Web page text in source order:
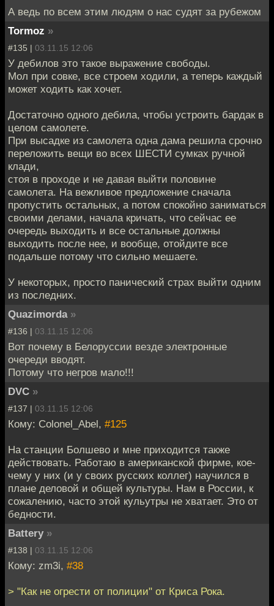
А ведь по всем этим людям о нас судят за рубежом
Tormoz »
#135 | 03.11.15 12:06
У дебилов это такое выражение свободы.
Мол при совке, все строем ходили, а теперь каждый
может ходить как хочет.
Достаточно одного дебила, чтобы устроить бардак в
целом самолете.
При высадке из самолета одна дама решила срочно
переложить вещи во всех ШЕСТИ сумках ручной
клади,
стоя в проходе и не давая выйти половине
самолета. На вежливое предложение сначала
пропустить остальных, а потом спокойно заниматься
своими делами, начала кричать, что сейчас ее
очередь выходить и все остальные должны
выходить после нее, и вообще, отойдите все
подальше потому что сильно мешаете.
У некоторых, просто панический страх выйти одним
из последних.
Quazimorda »
#136 | 03.11.15 12:06
Вот почему в Белоруссии везде электронные
очереди вводят.
Потому что негров мало!!!
DVC »
#137 | 03.11.15 12:06
Кому: Colonel_Abel, #125
На станции Болшево и мне приходится также
действовать. Работаю в американской фирме, кое-
чему у них (и у своих русских коллег) научился в
плане деловой и общей культуры. Нам в России, к
сожалению, часто этой кульутры не хватает. Это от
бедности.
Battery »
#138 | 03.11.15 12:06
Кому: zm3i, #38
> "Как не огрести от полиции" от Криса Рока.